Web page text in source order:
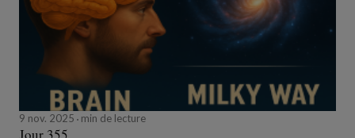
9 nov. 2025 min de lecture